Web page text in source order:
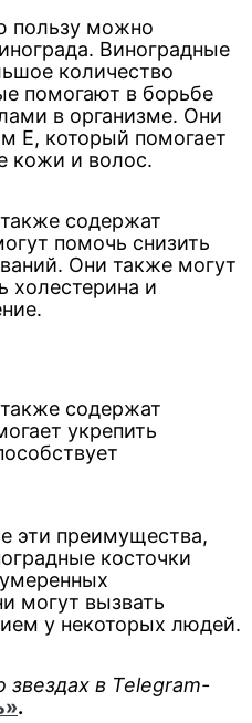
пользу можно
Виноградные
количество
помогают в борьбе
в организме. Они
Е, который помогает
кожи и волос.
содержат
помочь снизить
Они также могут
холестерина и
содержат
укрепить
эти преимущества,
косточки
могут вызвать
у некоторых людей.
в Telegram-
.